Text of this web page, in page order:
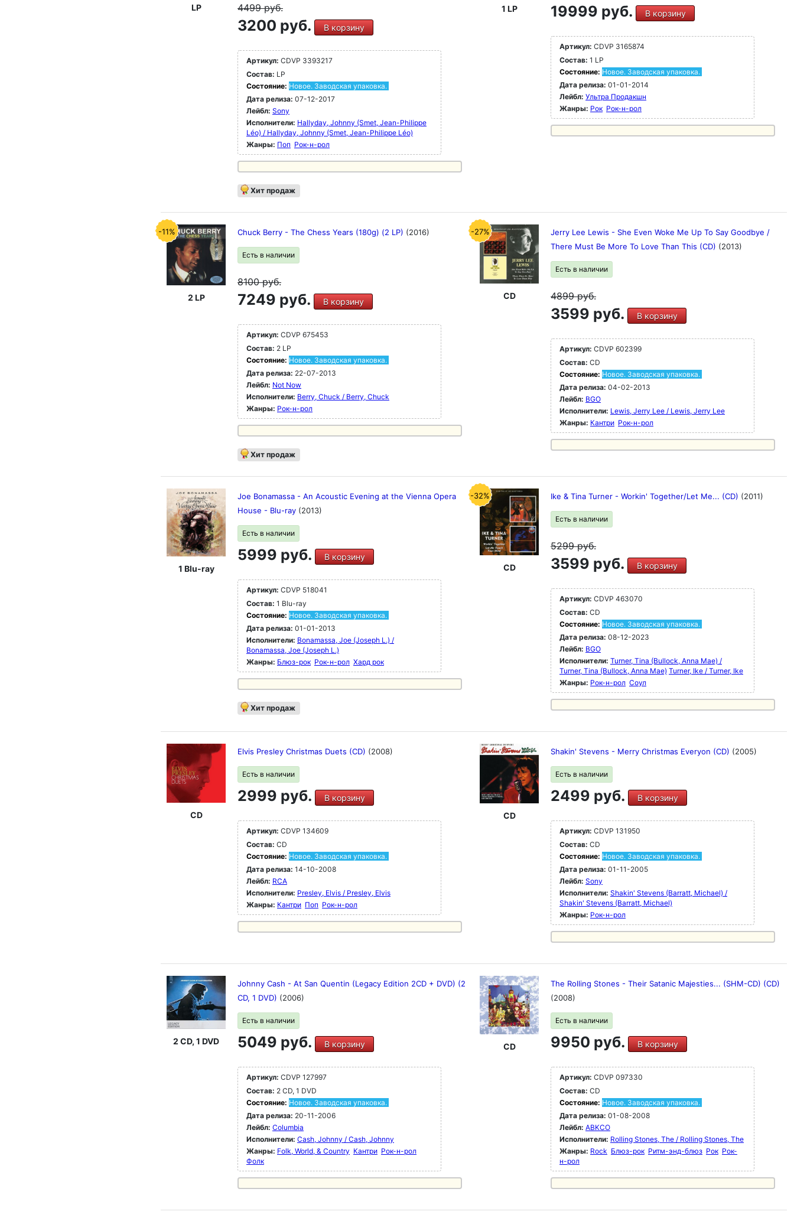
LP 4499руб.
3200 руб. В корзину
Артикул: CDVP 3393217
Состав: LP
Состояние: Новое. Заводская упаковка.
Дата релиза: 07-12-2017
Лейбл: Sony
Исполнители: Hallyday, Johnny (Smet, Jean-Philippe
Léo) / Hallyday, Johnny (Smet, Jean-Philippe Léo)
Жанры: Поп Рок-н-poл
Хит продаж
1 LP 19999 руб. В корзину
Артикул: CDVP 3165874
Состав: 1 LP
Состояние: Новое. Заводская упаковка.
Дата релиза: 01-01-2014
Лейбл: Ультра Продакшн
Жанры: Рок Рок-н-poл
-11%
2 LP
Chuck Berry - The Chess Years (180g) (2 LP) (2016)
Есть в наличии
8100руб.
7249 руб. В корзину
Артикул: CDVP 675453
Состав: 2 LP
Состояние: Новое. Заводская упаковка.
Дата релиза: 22-07-2013
Лейбл: Not Now
Исполнители: Berry, Chuck / Berry, Chuck
Жанры: Рок-н-poл
Хит продаж
-27%
CD
Jerry Lee Lewis - She Even Woke Me Up To Say Goodbye /
There Must Be More To Love Than This (CD) (2013)
Есть в наличии
4899руб.
3599 руб. В корзину
Артикул: CDVP 602399
Состав: CD
Состояние: Новое. Заводская упаковка.
Дата релиза: 04-02-2013
Лейбл: BGO
Исполнители: Lewis, Jerry Lee / Lewis, Jerry Lee
Жанры: Кантри Рок-н-poл
1 Blu-ray
Joe Bonamassa - An Acoustic Evening at the Vienna Opera
House - Blu-ray (2013)
Есть в наличии
5999 руб. В корзину
Артикул: CDVP 518041
Состав: 1 Blu-ray
Состояние: Новое. Заводская упаковка.
Дата релиза: 01-01-2013
Исполнители: Bonamassa, Joe (Joseph L.) /
Bonamassa, Joe (Joseph L.)
Жанры: Блюз-рок Рок-н-poл Хард рок
Хит продаж
-32%
CD
Ike & Tina Turner - Workin' Together/Let Me... (CD) (2011)
Есть в наличии
5299руб.
3599 руб. В корзину
Артикул: CDVP 463070
Состав: CD
Состояние: Новое. Заводская упаковка.
Дата релиза: 08-12-2023
Лейбл: BGO
Исполнители: Turner, Tina (Bullock, Anna Mae) /
Turner, Tina (Bullock, Anna Mae) Turner, Ike / Turner, Ike
Жанры: Рок-н-poл Соул
CD
Elvis Presley Christmas Duets (CD) (2008)
Есть в наличии
2999 руб. В корзину
Артикул: CDVP 134609
Состав: CD
Состояние: Новое. Заводская упаковка.
Дата релиза: 14-10-2008
Лейбл: RCA
Исполнители: Presley, Elvis / Presley, Elvis
Жанры: Кантри Поп Рок-н-poл
CD
Shakin' Stevens - Merry Christmas Everyon (CD) (2005)
Есть в наличии
2499 руб. В корзину
Артикул: CDVP 131950
Состав: CD
Состояние: Новое. Заводская упаковка.
Дата релиза: 01-11-2005
Лейбл: Sony
Исполнители: Shakin' Stevens (Barratt, Michael) /
Shakin' Stevens (Barratt, Michael)
Жанры: Рок-н-poл
2 CD, 1 DVD
Johnny Cash - At San Quentin (Legacy Edition 2CD + DVD) (2
CD, 1 DVD) (2006)
Есть в наличии
5049 руб. В корзину
Артикул: CDVP 127997
Состав: 2 CD, 1 DVD
Состояние: Новое. Заводская упаковка.
Дата релиза: 20-11-2006
Лейбл: Columbia
Исполнители: Cash, Johnny / Cash, Johnny
Жанры: Folk, World, & Country Кантри Рок-н-poл
Фолк
CD
The Rolling Stones - Their Satanic Majesties... (SHM-CD) (CD)
(2008)
Есть в наличии
9950 руб. В корзину
Артикул: CDVP 097330
Состав: CD
Состояние: Новое. Заводская упаковка.
Дата релиза: 01-08-2008
Лейбл: ABKCO
Исполнители: Rolling Stones, The / Rolling Stones, The
Жанры: Rock Блюз-рок Ритм-энд-блюз Рок Рок-
н-poл